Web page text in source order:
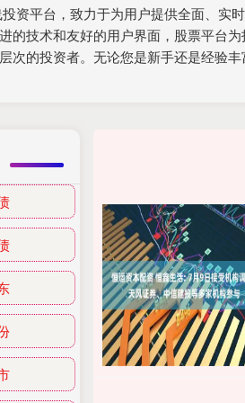
资平台，致力于为用户提供全面、
的技术和友好的用户界面，股票平台
次的投资者。无论您是新手还是经验